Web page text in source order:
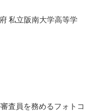
私立阪南大学高等学
査員を務めるフォトコ